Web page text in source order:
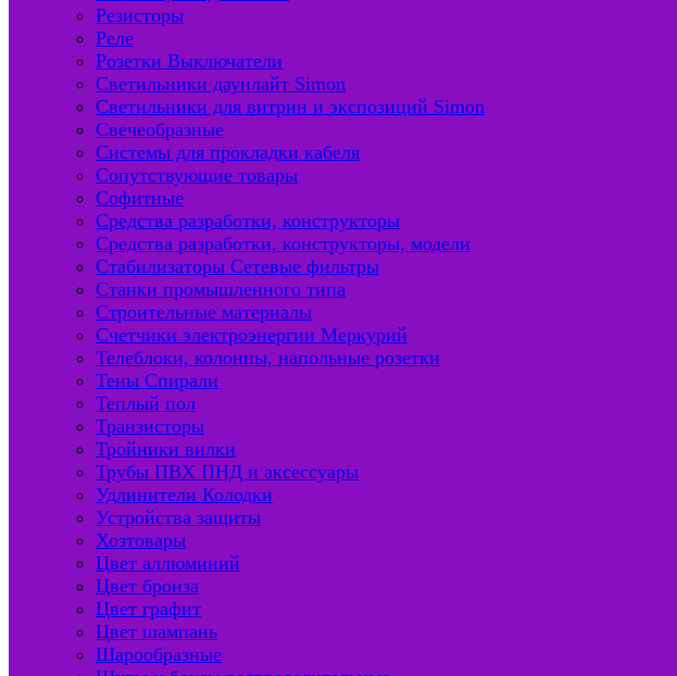
Резисторы
Реле
Розетки Выключатели
Светильники даунлайт Simon
Светильники для витрин и экспозиций Simon
Свечеобразные
Системы для прокладки кабеля
Сопутствующие товары
Софитные
Средства разработки, конструкторы
Средства разработки, конструкторы, модели
Стабилизаторы Сетевые фильтры
Станки промышленного типа
Строительные материалы
Счетчики электроэнергии Меркурий
Телеблоки, колонны, напольные розетки
Тены Спирали
Теплый пол
Транзисторы
Тройники вилки
Трубы ПВХ ПНД и аксессуары
Удлинители Колодки
Устройства защиты
Хозтовары
Цвет аллюминий
Цвет бронза
Цвет графит
Цвет шампань
Шарообразные